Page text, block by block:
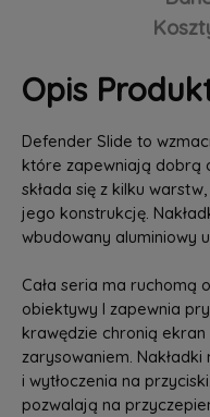
Cena nie zawiera
Opis
Defender Slide to
które zapewniają dobrą
składa się z kilku
jego konstrukcję.
wbudowany aluminiowy
Cała seria ma ruchomą
obiektywy I zapewnia
krawędzie chronią ekran
zarysowaniem.
i wytłoczenia na
pozwalają na